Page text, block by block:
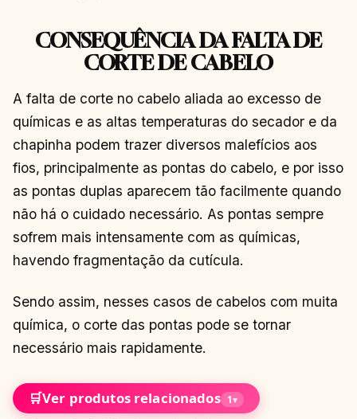
CONSEQUÊNCIA DA FALTA DE
CORTE DE CABELO
A falta de corte no cabelo aliada ao excesso de
químicas e as altas temperaturas do secador e da
chapinha podem trazer diversos malefícios aos
fios, principalmente as pontas do cabelo, e por isso
as pontas duplas aparecem tão facilmente quando
não há o cuidado necessário. As pontas sempre
sofrem mais intensamente com as químicas,
havendo fragmentação da cutícula.
Sendo assim, nesses casos de cabelos com muita
química, o corte das pontas pode se tornar
necessário mais rapidamente.
🛒Ver produtos relacionados 1▾